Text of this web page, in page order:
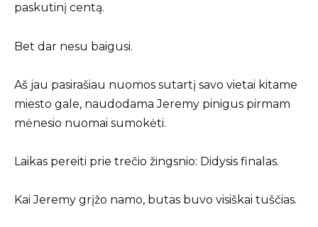
paskutinį centą.
Bet dar nesu baigusi.
Aš jau pasirašiau nuomos sutartį savo vietai kitame
miesto gale, naudodama Jeremy pinigus pirmam
mėnesio nuomai sumokėti.
Laikas pereiti prie trečio žingsnio: Didysis finalas.
Kai Jeremy grįžo namo, butas buvo visiškai tuščias.